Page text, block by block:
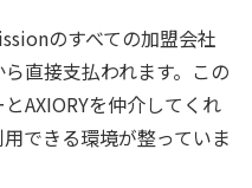
のすべての加盟会社
直接支払われます。この
AXIORYを仲介してくれ
できる環境が整っていま